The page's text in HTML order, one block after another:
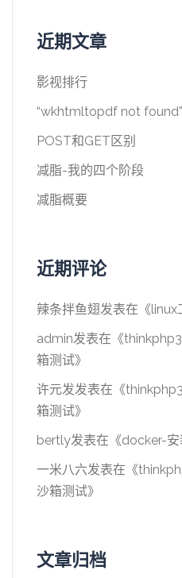
近期文章
影视排行
“wkhtmltopdf not
POST和GET区别
减脂-我的四个阶段
减脂概要
近期评论
辣条拌鱼翅发表在《linux
admin发表在《
箱测试》
许元发发表在《
箱测试》
bertly发表在《docker-
一米八六发表在《
沙箱测试》
文章归档